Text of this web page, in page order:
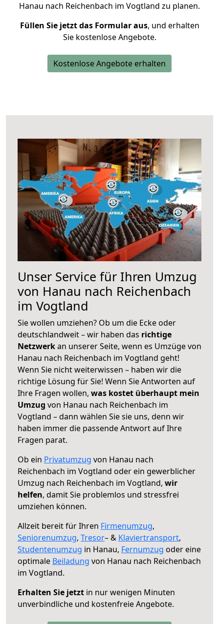
Hanau nach Reichenbach im Vogtland zu planen.
Füllen Sie jetzt das Formular aus, und erhalten
Sie kostenlose Angebote.
Kostenlose Angebote erhalten
Unser Service für Ihren Umzug
von Hanau nach Reichenbach
im Vogtland
Sie wollen umziehen? Ob um die Ecke oder
deutschlandweit – wir haben das richtige
Netzwerkan unserer Seite, wenn es Umzüge von
Hanau nach Reichenbach im Vogtland geht!
Wenn Sie nicht weiterwissen – haben wir die
richtige Lösung für Sie! Wenn Sie Antworten auf
Ihre Fragen wollen, was kostet überhaupt mein
Umzug von Hanau nach Reichenbach im
Vogtland – dann wählen Sie sie uns, denn wir
haben immer die passende Antwort auf Ihre
Fragen parat.
Ob ein Privatumzug von Hanau nach
Reichenbach im Vogtland oder ein gewerblicher
Umzug nach Reichenbach im Vogtland, wir
helfen, damit Sie problemlos und stressfrei
umziehen können.
Allzeit bereit für Ihren Firmenumzug,
Seniorenumzug, Tresor– & Klaviertransport,
Studentenumzug in Hanau, Fernumzug oder eine
optimale Beiladung von Hanau nach Reichenbach
im Vogtland.
Erhalten Sie jetzt in nur wenigen Minuten
unverbindliche und kostenfreie Angebote.